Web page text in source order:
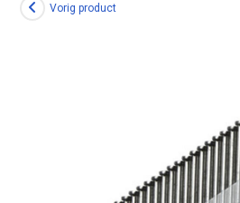
Vorig product